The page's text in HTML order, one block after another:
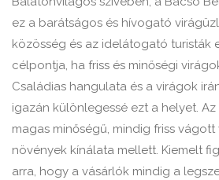
ez a barátságos és hívogató
közösség és az idelátogató turisták
célpontja, ha friss és minőségi
Családias hangulata és a virágok
igazán különlegessé ezt a helyet.
magas minőségű, mindig friss
növények kínálata mellett. Kiemelt
arra, hogy a vásárlók mindig a